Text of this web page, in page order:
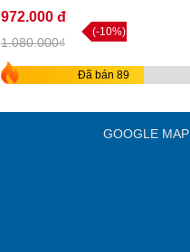
972.000 đ
1.080.000₫
(-10%)
Đã bán 89
GOOGLE MAP